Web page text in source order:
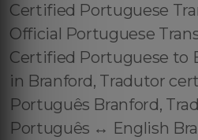
Certified Portuguese
Official Portuguese
Certified Portuguese to
in Branford, Tradutor
Português Branford,
Português ↔️ English